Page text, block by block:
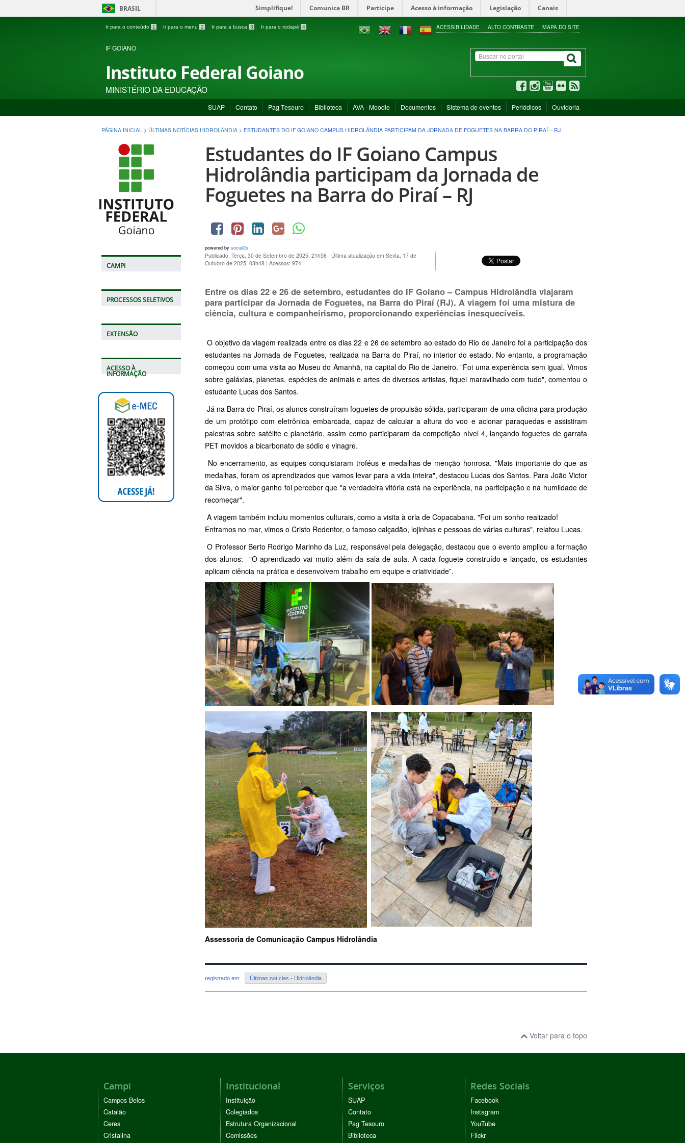
BRASIL Simplifique! Comunica BR Participe Acesso à informação Legislação Canais
Ir para o conteúdo 1 Ir para o menu 2 Ir para a busca 3 Ir para o rodapé 4 ACESSIBILIDADE ALTO CONTRASTE MAPA DO SITE
IF GOIANO
Instituto Federal Goiano
MINISTÉRIO DA EDUCAÇÃO
SUAP Contato Pag Tesouro Biblioteca AVA - Moodle Documentos Sistema de eventos Periódicos Ouvidoria
PÁGINA INICIAL > ÚLTIMAS NOTÍCIAS HIDROLÂNDIA > ESTUDANTES DO IF GOIANO CAMPUS HIDROLÂNDIA PARTICIPAM DA JORNADA DE FOGUETES NA BARRA DO PIRAÍ – RJ
CAMPI
PROCESSOS SELETIVOS
EXTENSÃO
ACESSO À
INFORMAÇÃO
Estudantes do IF Goiano Campus
Hidrolândia participam da Jornada de
Foguetes na Barra do Piraí – RJ
powered by social2s
Publicado: Terça, 30 de Setembro de 2025, 21h56 | Última atualização em Sexta, 17 de
Outubro de 2025, 03h48 | Acessos: 974
Entre os dias 22 e 26 de setembro, estudantes do IF Goiano – Campus Hidrolândia viajaram
para participar da Jornada de Foguetes, na Barra do Piraí (RJ). A viagem foi uma mistura de
ciência, cultura e companheirismo, proporcionando experiências inesquecíveis.
O objetivo da viagem realizada entre os dias 22 e 26 de setembro ao estado do Rio de Janeiro foi a participação dos
estudantes na Jornada de Foguetes, realizada na Barra do Piraí, no interior do estado. No entanto, a programação
começou com uma visita ao Museu do Amanhã, na capital do Rio de Janeiro. "Foi uma experiência sem igual. Vimos
sobre galáxias, planetas, espécies de animais e artes de diversos artistas, fiquei maravilhado com tudo", comentou o
estudante Lucas dos Santos.
Já na Barra do Piraí, os alunos construíram foguetes de propulsão sólida, participaram de uma oficina para produção
de um protótipo com eletrônica embarcada, capaz de calcular a altura do voo e acionar paraquedas e assistiram
palestras sobre satélite e planetário, assim como participaram da competição nível 4, lançando foguetes de garrafa
PET movidos a bicarbonato de sódio e vinagre.
No encerramento, as equipes conquistaram troféus e medalhas de menção honrosa. "Mais importante do que as
medalhas, foram os aprendizados que vamos levar para a vida inteira", destacou Lucas dos Santos. Para João Victor
da Silva, o maior ganho foi perceber que "a verdadeira vitória está na experiência, na participação e na humildade de
recomeçar".
A viagem também incluiu momentos culturais, como a visita à orla de Copacabana. "Foi um sonho realizado!
Entramos no mar, vimos o Cristo Redentor, o famoso calçadão, lojinhas e pessoas de várias culturas", relatou Lucas.
O Professor Berto Rodrigo Marinho da Luz, responsável pela delegação, destacou que o evento ampliou a formação
dos alunos: "O aprendizado vai muito além da sala de aula. A cada foguete construído e lançado, os estudantes
aplicam ciência na prática e desenvolvem trabalho em equipe e criatividade”.
Assessoria de Comunicação Campus Hidrolândia
registrado em: Últimas notícias - Hidrolândia
Voltar para o topo
Campi
Campos Belos
Catalão
Ceres
Cristalina
Institucional
Instituição
Colegiados
Estrutura Organizacional
Comissões
Serviços
SUAP
Contato
Pag Tesouro
Biblioteca
Redes Sociais
Facebook
Instagram
YouTube
Flickr